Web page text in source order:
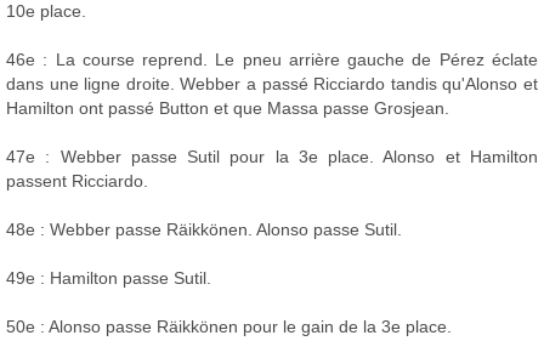
10e place.
46e : La course reprend. Le pneu arrière gauche de Pérez éclate
dans une ligne droite. Webber a passé Ricciardo tandis qu'Alonso et
Hamilton ont passé Button et que Massa passe Grosjean.
47e : Webber passe Sutil pour la 3e place. Alonso et Hamilton
passent Ricciardo.
48e : Webber passe Räikkönen. Alonso passe Sutil.
49e : Hamilton passe Sutil.
50e : Alonso passe Räikkönen pour le gain de la 3e place.